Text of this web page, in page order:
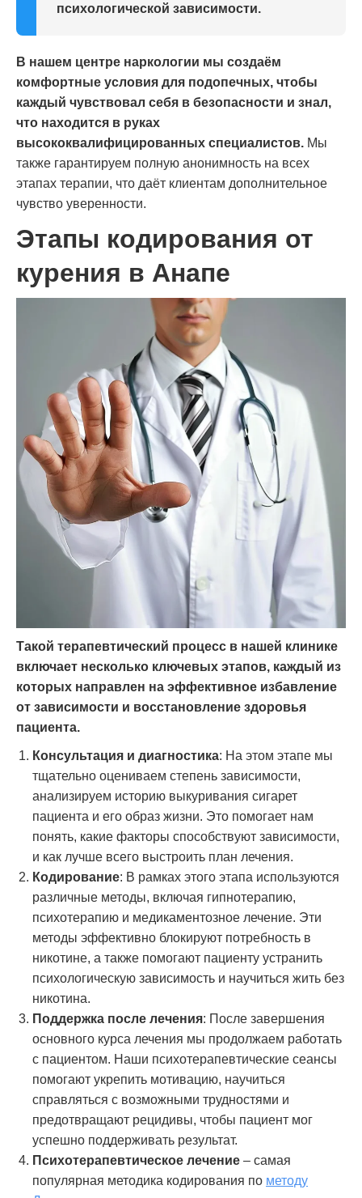
психологической зависимости.
В нашем центре наркологии мы создаём
комфортные условия для подопечных, чтобы
каждый чувствовал себя в безопасности и знал,
что находится в руках
высококвалифицированных специалистов. Мы
также гарантируем полную анонимность на всех
этапах терапии, что даёт клиентам дополнительное
чувство уверенности.
Этапы кодирования от
курения в Анапе
Такой терапевтический процесс в нашей клинике
включает несколько ключевых этапов, каждый из
которых направлен на эффективное избавление
от зависимости и восстановление здоровья
пациента.
Консультация и диагностика: На этом этапе мы
тщательно оцениваем степень зависимости,
анализируем историю выкуривания сигарет
пациента и его образ жизни. Это помогает нам
понять, какие факторы способствуют зависимости,
и как лучше всего выстроить план лечения.
Кодирование: В рамках этого этапа используются
различные методы, включая гипнотерапию,
психотерапию и медикаментозное лечение. Эти
методы эффективно блокируют потребность в
никотине, а также помогают пациенту устранить
психологическую зависимость и научиться жить без
никотина.
Поддержка после лечения: После завершения
основного курса лечения мы продолжаем работать
с пациентом. Наши психотерапевтические сеансы
помогают укрепить мотивацию, научиться
справляться с возможными трудностями и
предотвращают рецидивы, чтобы пациент мог
успешно поддерживать результат.
Психотерапевтическое лечение – самая
популярная методика кодирования по методу